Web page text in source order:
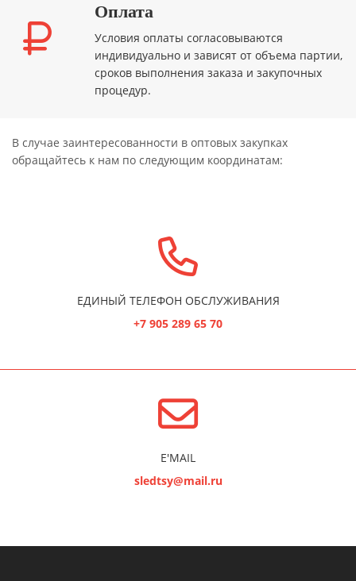
Оплата
Условия оплаты согласовываются
индивидуально и зависят от объема партии,
сроков выполнения заказа и закупочных
процедур.
В случае заинтересованности в оптовых закупках
обращайтесь к нам по следующим координатам:
ЕДИНЫЙ ТЕЛЕФОН ОБСЛУЖИВАНИЯ
+7 905 289 65 70
E'MAIL
sledtsy@mail.ru